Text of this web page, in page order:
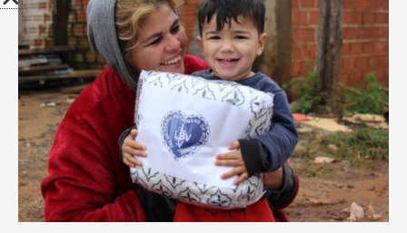
Paranaíba, Dourados (Aldeia Indígena Bororó) e
Aquidauana (Aldeia Indígena Ipegue). Com a
campanha, a Entidade complementa o trabalho
realizado em suas unidades de atendimento, onde
oferece o apoio necessário para que crianças e
adolescentes possam efetivar o aprendizado com
qualidade, longe das ruas ou do isolamento.
Nilda Santana
Paranaíba, MS — Mais de 17 mil crianças e adolescentes de